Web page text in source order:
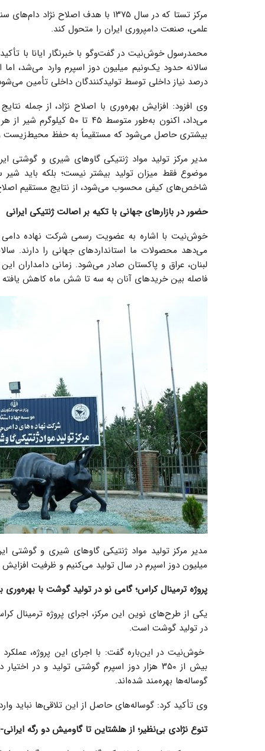
مرکز تستا که در سال ۱۳۷۵ با هدف
علمی، صنعت دامپروری ایران را متحول کند.
محمدرسول خوش‌نیت در گفت‌وگو با خبرنگار ایانا با
درصد نیاز داخلی توسط تولیدکنندگان داخلی تأمین می‌شود که ۷۵ تا ۸۰ درصد آن را شرکت نهاده دامی جاهد به
می‌داد، اکنون به‌طور
بیشتری حاصل می‌شود که مستقیماً به حفظ محیط‌زیست
مدیر مرکز تولید مواد ژنتیکی گاوهای شیری و گوشتی
موضوع فقط میزان تولید بیشتر نیست؛ بلکه باید
شاخص‌های کیفی محسوب می‌شود، از نتایج مستقیم
حضور در بازارهای جهانی با تکیه بر اصالت ژنتیکی ایرانی
لبنان، عراق و پاکستان صادر می‌شود. زمانی دامداران
فاصله بین خریدهای آنان به سه تا شش ماه کاهش
مدیر مرکز تولید مواد ژنتیکی گاوهای شیری و گوشتی
میلیون دوز اسپرم در سال تولید می‌کنیم و ظرفیت
پروژه ترمینال کراس؛ گامی نو در تولید گوشت با بهره‌وری
یکی از طرح‌های نوین این مرکز، اجرای پروژه ترمینال
در تولید گوشت است.
گوساله‌ها بهره‌مند شده‌اند.
وی تأکید کرد: گوساله‌های حاصل از این تلاقی‌ها نباید
تنوع نژادی بی‌نظیر؛ از هلشتاین تا گاومیش دو رگه ایرانی-